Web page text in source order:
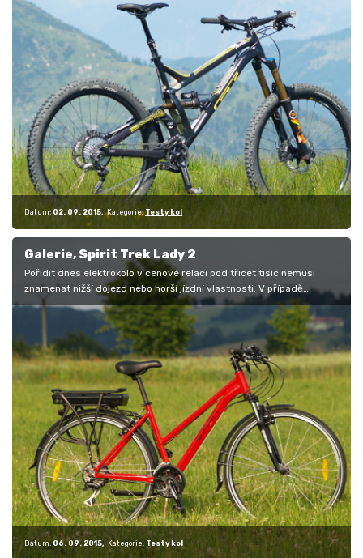
Datum: 02. 09. 2015 Kategorie: Testy kol
Galerie, Spirit Trek Lady 2
Pořídit dnes elektrokolo v cenové relaci pod třicet tisíc nemusí
znamenat nižší dojezd nebo horší jízdní vlastnosti. V případě
elektrokol…
Datum: 06. 09. 2015 Kategorie: Testy kol